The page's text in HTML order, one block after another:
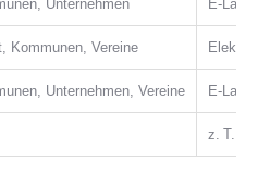
Unternehmen E-
Kommunen, Vereine
Unternehmen, Vereine E-
z. T.